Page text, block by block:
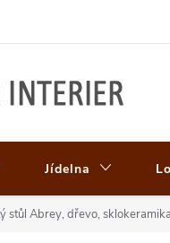
Jídelna
stůl Abrey, dřevo,